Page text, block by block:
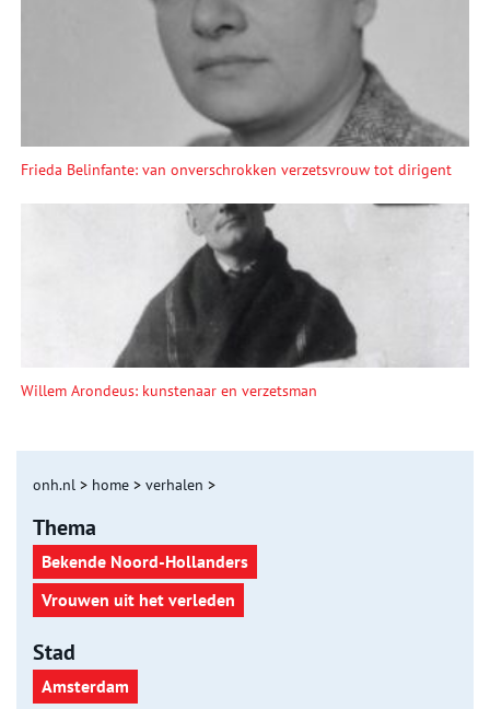
Frieda Belinfante: van onverschrokken verzetsvrouw tot dirigent
Willem Arondeus: kunstenaar en verzetsman
onh.nl > home > verhalen >
Thema
Bekende Noord-Hollanders
Vrouwen uit het verleden
Stad
Amsterdam